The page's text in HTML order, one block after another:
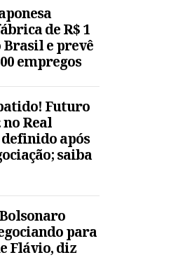
de R$ 1
e prevê
empregos
Futuro
no Real
após
saiba
para
Flávio, diz